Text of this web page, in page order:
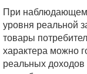
При
уровня реальной
товары
характера можно
реальных доходов